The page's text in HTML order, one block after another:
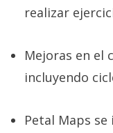
realizar
Mejoras en el
incluyendo
Petal Maps